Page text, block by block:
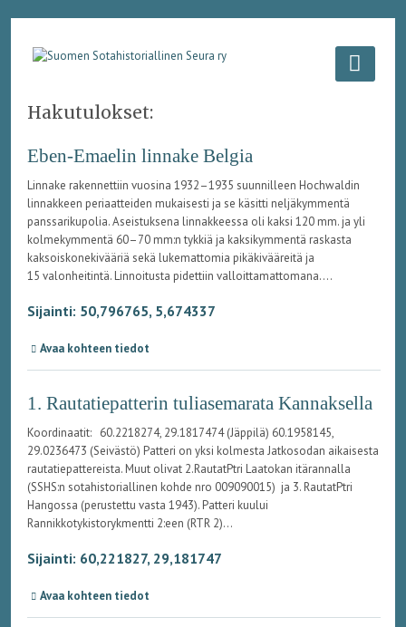
Hakutulokset:
Eben-Emaelin linnake Belgia
Linnake rakennettiin vuosina 1932–1935 suunnilleen Hochwaldin
linnakkeen periaatteiden mukaisesti ja se käsitti neljäkymmentä
panssarikupolia. Aseistuksena linnakkeessa oli kaksi 120 mm. ja yli
kolmekymmentä 60–70 mm:n tykkiä ja kaksikymmentä raskasta
kaksoiskonekivääriä sekä lukemattomia pikäkivääreitä ja
15 valonheitintä. Linnoitusta pidettiin valloittamattomana....
Sijainti: 50,796765, 5,674337
Avaa kohteen tiedot
1. Rautatiepatterin tuliasemarata Kannaksella
Koordinaatit: 60.2218274, 29.1817474 (Jäppilä) 60.1958145,
29.0236473 (Seivästö) Patteri on yksi kolmesta Jatkosodan aikaisesta
rautatiepattereista. Muut olivat 2.RautatPtri Laatokan itärannalla
(SSHS:n sotahistoriallinen kohde nro 009090015) ja 3. RautatPtri
Hangossa (perustettu vasta 1943). Patteri kuului
Rannikkotykistorykmentti 2:een (RTR 2)...
Sijainti: 60,221827, 29,181747
Avaa kohteen tiedot